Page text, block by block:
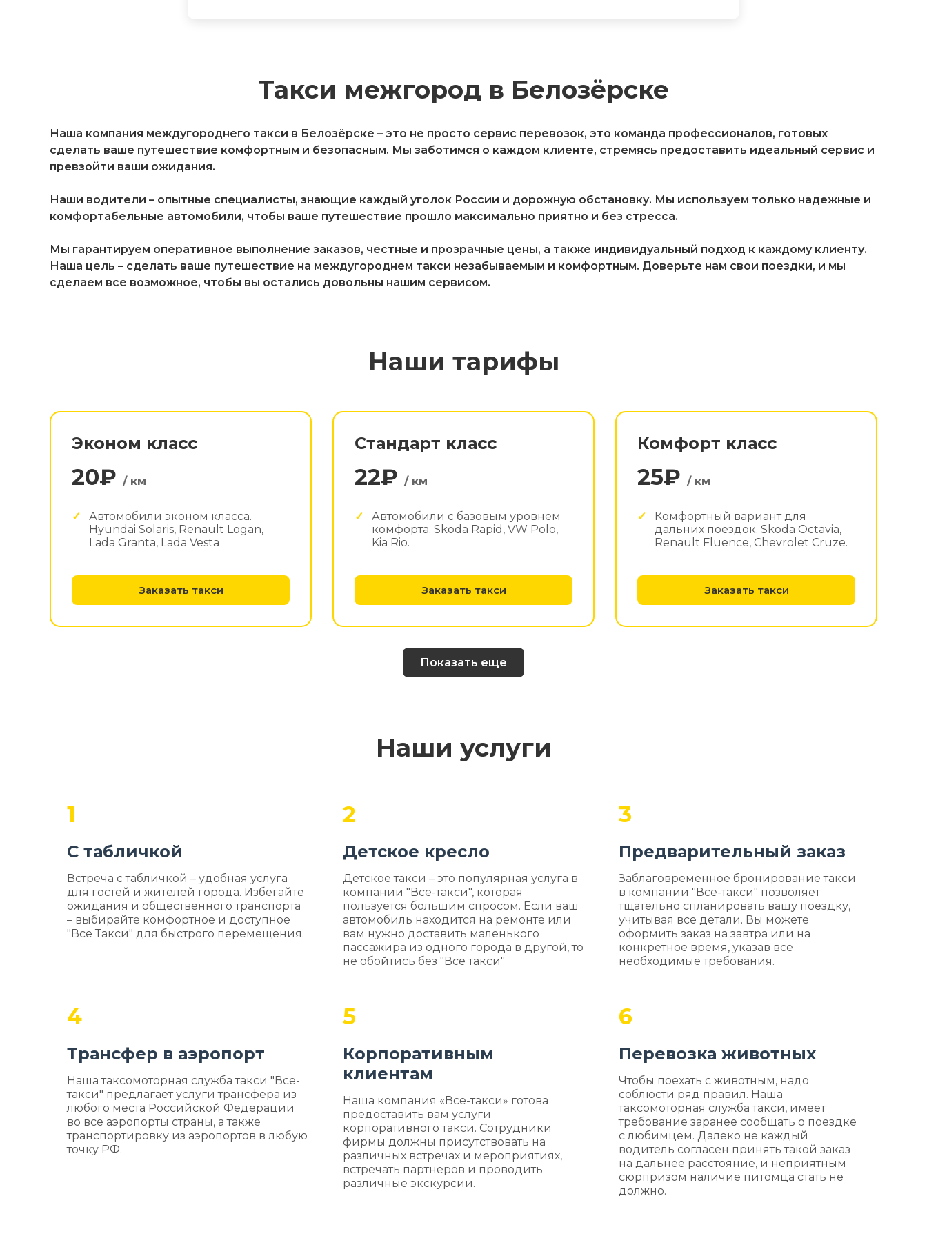
Такси межгород в Белозёрске
Наша компания междугороднего такси в Белозёрске – это не просто сервис перевозок, это команда профессионалов, готовых
сделать ваше путешествие комфортным и безопасным. Мы заботимся о каждом клиенте, стремясь предоставить идеальный сервис и
превзойти ваши ожидания.
Наши водители – опытные специалисты, знающие каждый уголок России и дорожную обстановку. Мы используем только надежные и
комфортабельные автомобили, чтобы ваше путешествие прошло максимально приятно и без стресса.
Мы гарантируем оперативное выполнение заказов, честные и прозрачные цены, а также индивидуальный подход к каждому клиенту.
Наша цель – сделать ваше путешествие на междугороднем такси незабываемым и комфортным. Доверьте нам свои поездки, и мы
сделаем все возможное, чтобы вы остались довольны нашим сервисом.
Наши тарифы
Эконом класс
20₽ / км
Автомобили эконом класса.
Hyundai Solaris, Renault Logan,
Lada Granta, Lada Vesta
Заказать такси
Стандарт класс
22₽ / км
Автомобили с базовым уровнем
комфорта. Skoda Rapid, VW Polo,
Kia Rio.
Заказать такси
Комфорт класс
25₽ / км
Комфортный вариант для
дальних поездок. Skoda Octavia,
Renault Fluence, Chevrolet Cruze.
Заказать такси
Показать еще
Наши услуги
1
С табличкой
Встреча с табличкой – удобная услуга
для гостей и жителей города. Избегайте
ожидания и общественного транспорта
– выбирайте комфортное и доступное
"Все Такси" для быстрого перемещения.
2
Детское кресло
Детское такси – это популярная услуга в
компании "Все-такси", которая
пользуется большим спросом. Если ваш
автомобиль находится на ремонте или
вам нужно доставить маленького
пассажира из одного города в другой, то
не обойтись без "Все такси"
3
Предварительный заказ
Заблаговременное бронирование такси
в компании "Все-такси" позволяет
тщательно спланировать вашу поездку,
учитывая все детали. Вы можете
оформить заказ на завтра или на
конкретное время, указав все
необходимые требования.
4
Трансфер в аэропорт
Наша таксомоторная служба такси "Все-
такси" предлагает услуги трансфера из
любого места Российской Федерации
во все аэропорты страны, а также
транспортировку из аэропортов в любую
точку РФ.
5
Корпоративным
клиентам
Наша компания «Все-такси» готова
предоставить вам услуги
корпоративного такси. Сотрудники
фирмы должны присутствовать на
различных встречах и мероприятиях,
встречать партнеров и проводить
различные экскурсии.
6
Перевозка животных
Чтобы поехать с животным, надо
соблюсти ряд правил. Наша
таксомоторная служба такси, имеет
требование заранее сообщать о поездке
с любимцем. Далеко не каждый
водитель согласен принять такой заказ
на дальнее расстояние, и неприятным
сюрпризом наличие питомца стать не
должно.